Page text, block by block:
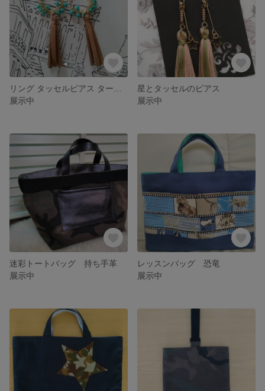
展示中
星とタッセルのピアス
展示中
迷彩トートバッグ 持ち手革
展示中
レッスンバッグ 恐竜
展示中